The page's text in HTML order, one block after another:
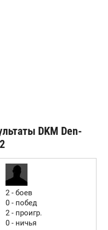
DKM Den-
2 - боев
0 - побед
2 - проигр.
0 - ничья